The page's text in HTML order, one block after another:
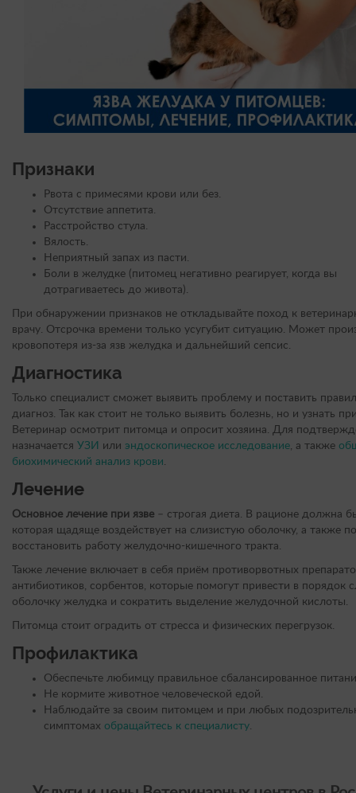
Признаки
Рвота с примесями крови или без.
Отсутствие аппетита.
Расстройство стула.
Вялость.
Неприятный запах из пасти.
Боли в желудке (питомец негативно реагирует, когда вы
дотрагиваетесь до живота).
При обнаружении признаков не откладывайте поход к
врачу. Отсрочка времени только усугубит ситуацию. Может
кровопотеря из-за язв желудка и дальнейший сепсис.
Диагностика
Только специалист сможет выявить проблему и поставить
диагноз. Так как стоит не только выявить болезнь, но и узнать
Ветеринар осмотрит питомца и опросит хозяина. Для
назначается УЗИ или эндоскопическое исследование, а также
биохимический анализ крови.
Лечение
Основное лечение при язве – строгая диета. В рационе должна
которая щадяще воздействует на слизистую оболочку, а также
восстановить работу желудочно-кишечного тракта.
Также лечение включает в себя приём противорвотных
антибиотиков, сорбентов, которые помогут привести в порядок
оболочку желудка и сократить выделение желудочной кислоты.
Питомца стоит оградить от стресса и физических перегрузок.
Профилактика
Обеспечьте любимцу правильное сбалансированное
Не кормите животное человеческой едой.
Наблюдайте за своим питомцем и при любых
симптомах обращайтесь к специалисту.